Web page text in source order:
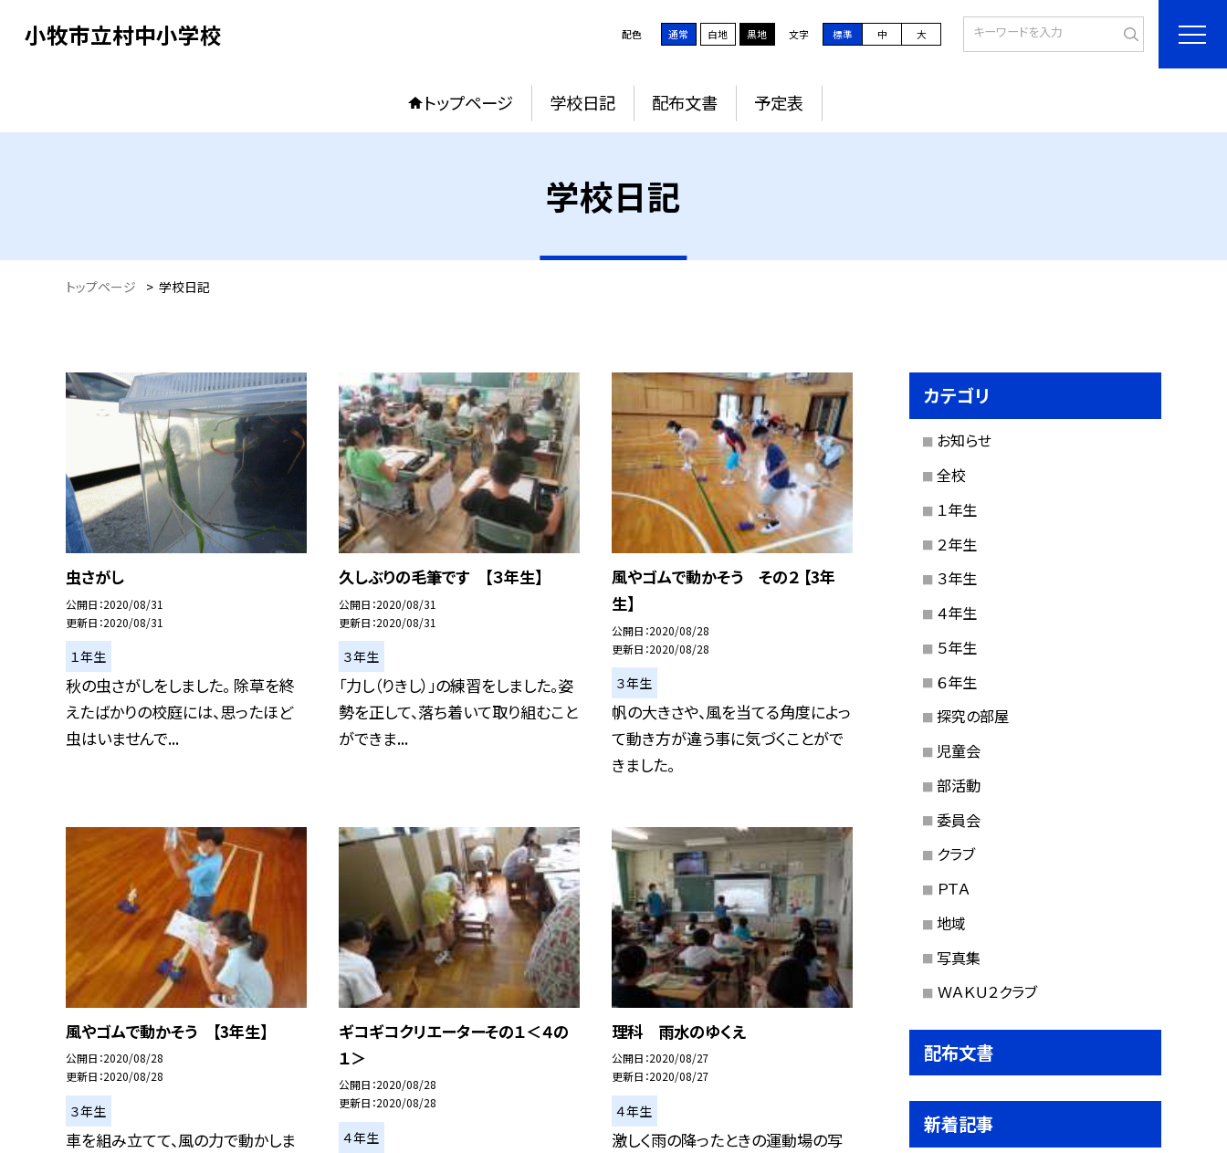
小牧市立村中小学校 配色 通常 白地 黒地 文字 標準 中 大
トップページ 学校日記 配布文書 予定表
学校日記
トップページ > 学校日記
虫さがし
公開日 2020/08/31
更新日 2020/08/31
１年生
秋の虫さがしをしました。 除草を終
えたばかりの校庭には、思ったほど
虫はいませんで...
久しぶりの毛筆です 【３年生】
公開日 2020/08/31
更新日 2020/08/31
３年生
「力し（りきし）」の練習をしました。姿
勢を正して、落ち着いて取り組むこと
ができま...
風やゴムで動かそう その２ 【3年
生】
公開日 2020/08/28
更新日 2020/08/28
３年生
帆の大きさや、風を当てる角度によっ
て動き方が違う事に気づくことがで
きました。
風やゴムで動かそう 【3年生】
公開日 2020/08/28
更新日 2020/08/28
３年生
車を組み立てて、風の力で動かしま
ギコギコクリエーターその１＜４の
１＞
公開日 2020/08/28
更新日 2020/08/28
４年生
理科 雨水のゆくえ
公開日 2020/08/27
更新日 2020/08/27
４年生
激しく雨の降ったときの運動場の写
カテゴリ
お知らせ
全校
１年生
２年生
３年生
４年生
５年生
６年生
探究の部屋
児童会
部活動
委員会
クラブ
ＰＴＡ
地域
写真集
ＷＡＫＵ２クラブ
配布文書
新着記事